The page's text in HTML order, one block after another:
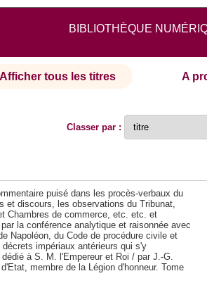
BIBLIOTHÈQUE
Afficher tous les titres A
Classer par :
puisé dans les procès-verbaux du
et discours, les observations du Tribunat,
Chambres de commerce, etc. etc. et
la conférence analytique et raisonnée avec
Napoléon, du Code de procédure civile et
impériaux antérieurs qui s'y
à S. M. l'Empereur et Roi / par J.-G.
membre de la Légion d'honneur. Tome